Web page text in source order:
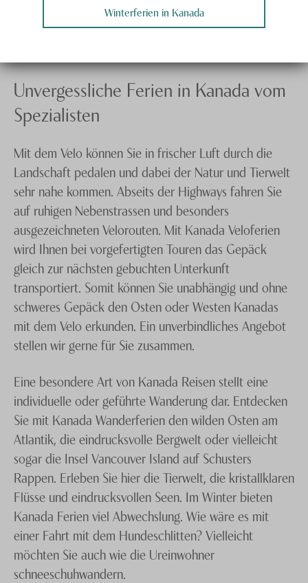
Winterferien in Kanada
Unvergessliche Ferien in Kanada vom
Spezialisten
Mit dem Velo können Sie in frischer Luft durch die
Landschaft pedalen und dabei der Natur und Tierwelt
sehr nahe kommen. Abseits der Highways fahren Sie
auf ruhigen Nebenstrassen und besonders
ausgezeichneten Velorouten. Mit Kanada Veloferien
wird Ihnen bei vorgefertigten Touren das Gepäck
gleich zur nächsten gebuchten Unterkunft
transportiert. Somit können Sie unabhängig und ohne
schweres Gepäck den Osten oder Westen Kanadas
mit dem Velo erkunden. Ein unverbindliches Angebot
stellen wir gerne für Sie zusammen.
Eine besondere Art von Kanada Reisen stellt eine
individuelle oder geführte Wanderung dar. Entdecken
Sie mit Kanada Wanderferien den wilden Osten am
Atlantik, die eindrucksvolle Bergwelt oder vielleicht
sogar die Insel Vancouver Island auf Schusters
Rappen. Erleben Sie hier die Tierwelt, die kristallklaren
Flüsse und eindrucksvollen Seen. Im Winter bieten
Kanada Ferien viel Abwechslung. Wie wäre es mit
einer Fahrt mit dem Hundeschlitten? Vielleicht
möchten Sie auch wie die Ureinwohner
schneeschuhwandern.